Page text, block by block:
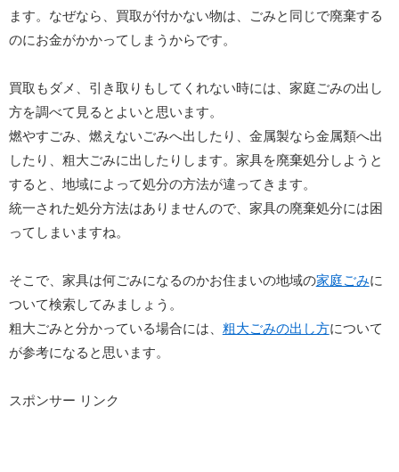
ます。なぜなら、買取が付かない物は、ごみと同じで廃棄する
のにお金がかかってしまうからです。
買取もダメ、引き取りもしてくれない時には、家庭ごみの出し
方を調べて見るとよいと思います。
燃やすごみ、燃えないごみへ出したり、金属製なら金属類へ出
したり、粗大ごみに出したりします。家具を廃棄処分しようと
すると、地域によって処分の方法が違ってきます。
統一された処分方法はありませんので、家具の廃棄処分には困
ってしまいますね。
そこで、家具は何ごみになるのかお住まいの地域の家庭ごみに
ついて検索してみましょう。
粗大ごみと分かっている場合には、 粗大ごみの出し方について
が参考になると思います。
スポンサー リンク